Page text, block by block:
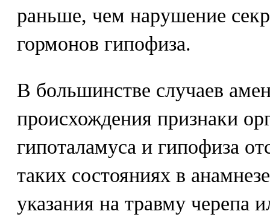
раньше, чем нарушение
гормонов гипофиза.
В большинстве случаев
происхождения признаки
гипоталамуса и гипофиза
таких состояниях в
указания на травму черепа